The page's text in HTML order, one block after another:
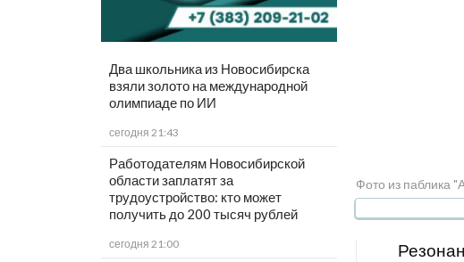
Два школьника из Новосибирска
взяли золото на международной
олимпиаде по ИИ
сегодня 21:43
Работодателям Новосибирской
области заплатят за
трудоустройство: кто может
получить до 200 тысяч рублей
сегодня 21:00
Фото из паблика